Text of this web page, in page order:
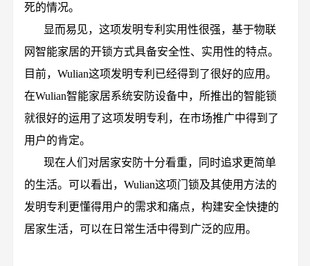
死的情况。
显而易见，这项发明专利实用性很强，基于物联
网智能家居的开锁方式具备安全性、实用性的特点。
目前，Wulian这项发明专利已经得到了很好的应用。
在Wulian智能家居系统安防设备中，所推出的智能锁
就很好的运用了这项发明专利，在市场推广中得到了
用户的肯定。
现在人们对居家安防十分看重，同时追求更简单
的生活。可以看出，Wulian这项门锁及其使用方法的
发明专利更懂得用户的需求和痛点，构建安全快捷的
居家生活，可以在日常生活中得到广泛的应用。